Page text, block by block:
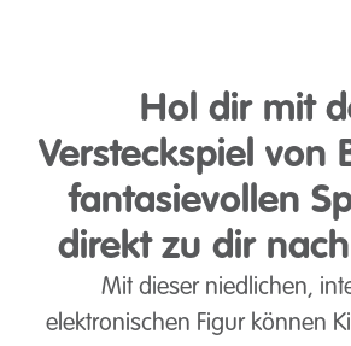
Hol dir mit
Versteckspiel von
fantasievollen
direkt zu dir
Mit dieser niedlichen,
elektronischen Figur können